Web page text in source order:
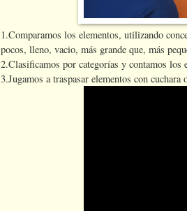
1.Comparamos los elementos, utilizando
pocos, lleno, vacio, más grande que, más
2.Clasificamos por categorías y contamos los
3.Jugamos a traspasar elementos con cuchara